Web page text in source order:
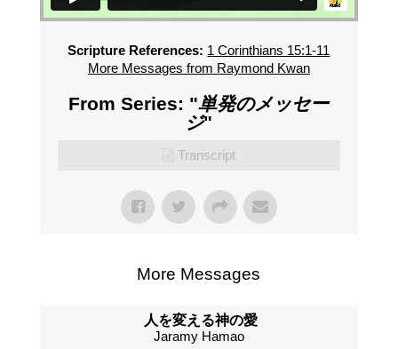
Scripture References: 1 Corinthians 15:1-11
More Messages from Raymond Kwan
From Series: "単発のメッセー
ジ"
Transcript
More Messages
人を変える神の愛
Jaramy Hamao